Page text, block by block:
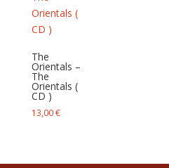
The
Orientals –
The
Orientals (
CD )
13,00€